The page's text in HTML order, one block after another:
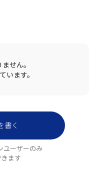
せん。
います。
書く
ユーザーのみ
きます